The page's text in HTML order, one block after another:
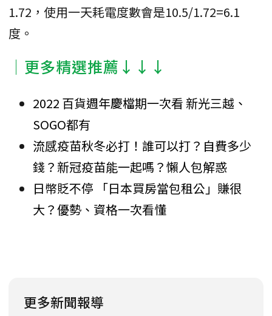
1.72，使用一天耗電度數會是10.5/1.72=6.1
度。
│更多精選推薦↓↓↓
2022 百貨週年慶檔期一次看 新光三越、
SOGO都有
流感疫苗秋冬必打！誰可以打？自費多少
錢？新冠疫苗能一起嗎？懶人包解惑
日幣貶不停 「日本買房當包租公」賺很
大？優勢、資格一次看懂
更多新聞報導